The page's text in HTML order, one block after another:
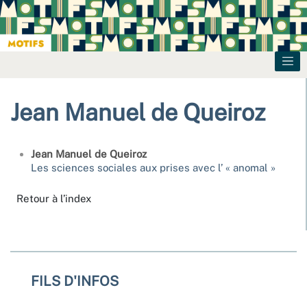
Jean Manuel de Queiroz
Jean Manuel de Queiroz
Les sciences sociales aux prises avec l’ « anomal »
Retour à l’index
FILS D'INFOS